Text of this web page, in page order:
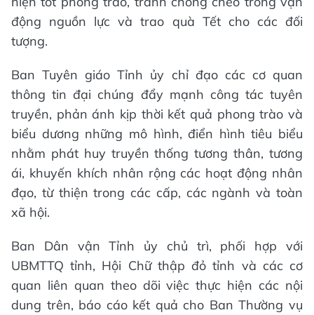
động nguồn lực và trao quà Tết cho các đối
tượng.
Ban Tuyên giáo Tỉnh ủy chỉ đạo các cơ quan
thông tin đại chúng đẩy mạnh công tác tuyên
truyền, phản ánh kịp thời kết quả phong trào và
biểu dương những mô hình, điển hình tiêu biểu
nhằm phát huy truyền thống tương thân, tương
ái, khuyến khích nhân rộng các hoạt động nhân
đạo, từ thiện trong các cấp, các ngành và toàn
xã hội.
Ban Dân vận Tỉnh ủy chủ trì, phối hợp với
UBMTTQ tỉnh, Hội Chữ thập đỏ tỉnh và các cơ
quan liên quan theo dõi việc thực hiện các nội
dung trên, báo cáo kết quả cho Ban Thường vụ